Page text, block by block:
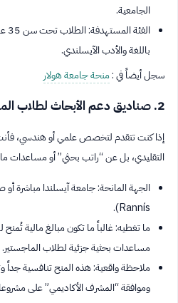
الجامعية.
باللغة والأدب الآيسلندي.
سجل أيضاً في :منحة جامعة هولار
2. صناديق دعم الأبحاث لطلاب الماجستير والدكتوراه
إذا كنت تتقدم لتخصص علمي أو هندسي،
التقليدي، بل عن “راتب بحثي” أو مساعدات
الجهة المانحة: جامعة آيسلندا مباشرة
Rannís).
ما تغطيه: غالباً ما تكون مبالغ مالية تُمنح
مساعدات بحثية جزئية لطلاب الماجستير.
ملاحظة واقعية: هذه المنح تنافسية
وموافقة “المشرف الأكاديمي” على